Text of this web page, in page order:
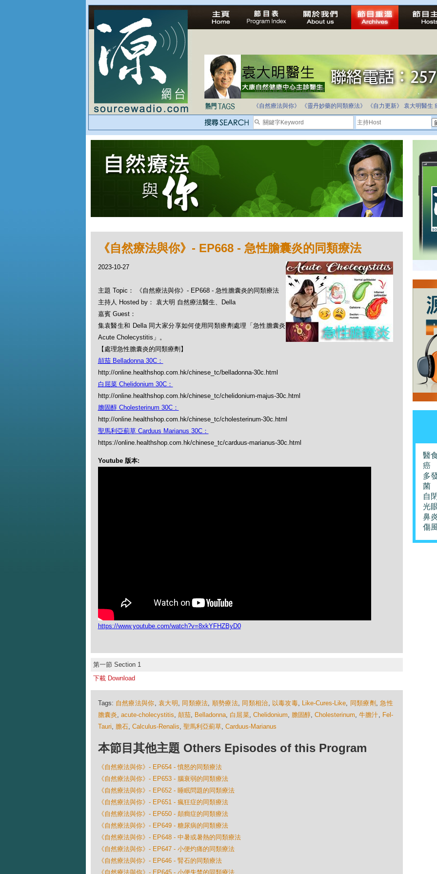
法治社會並不等同公正社會
自家教育合法化-推動多元化教育，全民學卷制
《自然療法與你》
《靈丹妙藥的同類療法》 《自力更新》 袁大明醫生
《自然療法與你》- EP668 - 急性膽囊炎的同類療法
2023-10-27
主題 Topic： 《自然療法與你》- EP668 - 急性膽囊炎的同類療法
主持人 Hosted by： 袁大明 自然療法醫生、Della
嘉賓 Guest：
集袁醫生和 Della 同大家分享如何使用同類療劑處理「急性膽囊炎
Acute Cholecystitis」。
【處理急性膽囊炎的同類療劑】
顛茄 Belladonna 30C：
http://online.healthshop.com.hk/chinese_tc/belladonna-30c.html
白屈菜 Chelidonium 30C：
http://online.healthshop.com.hk/chinese_tc/chelidonium-majus-30c.html
膽固醇 Cholesterinum 30C：
http://online.healthshop.com.hk/chinese_tc/cholesterinum-30c.html
聖馬利亞薊草 Carduus Marianus 30C：
https://online.healthshop.com.hk/chinese_tc/carduus-marianus-30c.html
Youtube 版本:
https://www.youtube.com/watch?v=8xkYFHZByD0
第一節 Section 1
下載 Download
Tags: 自然療法與你, 袁大明 , 同類療法, 順勢療法, 同類相治, 以毒攻毒, Like-Cures-Like, 同類療劑 ,急性
膽囊炎, acute-cholecystitis, 顛茄, Belladonna, 白屈菜, Chelidonium, 膽固醇,Cholesterinum,牛膽汁, Fel-
Tauri, 膽石, Calculus-Renalis, 聖馬利亞薊草, Carduus-Marianus
本節目其他主題 Others Episodes of this Program
《自然療法與你》- EP654 - 憤怒的同類療法
《自然療法與你》- EP653 - 腦衰弱的同類療法
《自然療法與你》- EP652 - 睡眠問題的同類療法
《自然療法與你》- EP651 - 瘋狂症的同類療法
《自然療法與你》- EP650 - 顛癎症的同類療法
《自然療法與你》- EP649 - 糖尿病的同類療法
《自然療法與你》- EP648 - 中暑或暑熱的同類療法
《自然療法與你》- EP647 - 小便灼痛的同類療法
《自然療法與你》- EP646 - 腎石的同類療法
《自然療法與你》- EP645 - 小便失禁的同類療法
醫
癌
多
菌
自
光
鼻
傷